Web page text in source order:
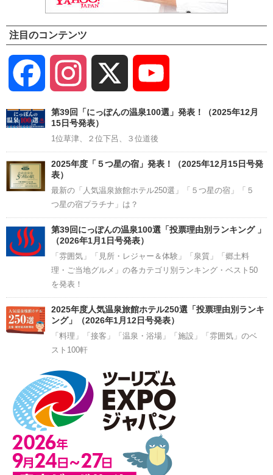
注目のコンテンツ
Facebook Instagram
Channel
第39回「にっぽんの温泉100選」発表！（2025年12月
15日号発表）
1位草津、２位下呂、３位道後
2025年度「５つ星の宿」発表！（2025年12月15日号発
表）
最新の「人気温泉旅館ホテル250選」「５つ星の宿」「５
つ星の宿プラチナ」は？
第39回にっぽんの温泉100選「投票理由別ランキング 」
（2026年1月1日号発表）
「雰囲気」「見所・レジャー＆体験」「泉質」「郷土料
理・ご当地グルメ」の各カテゴリ別ランキング・ベスト50
を発表！
2025年度人気温泉旅館ホテル250選「投票理由別ランキ
ング」（2026年1月12日号発表）
「料理」「接客」「温泉・浴場」「施設」「雰囲気」のベ
スト100軒